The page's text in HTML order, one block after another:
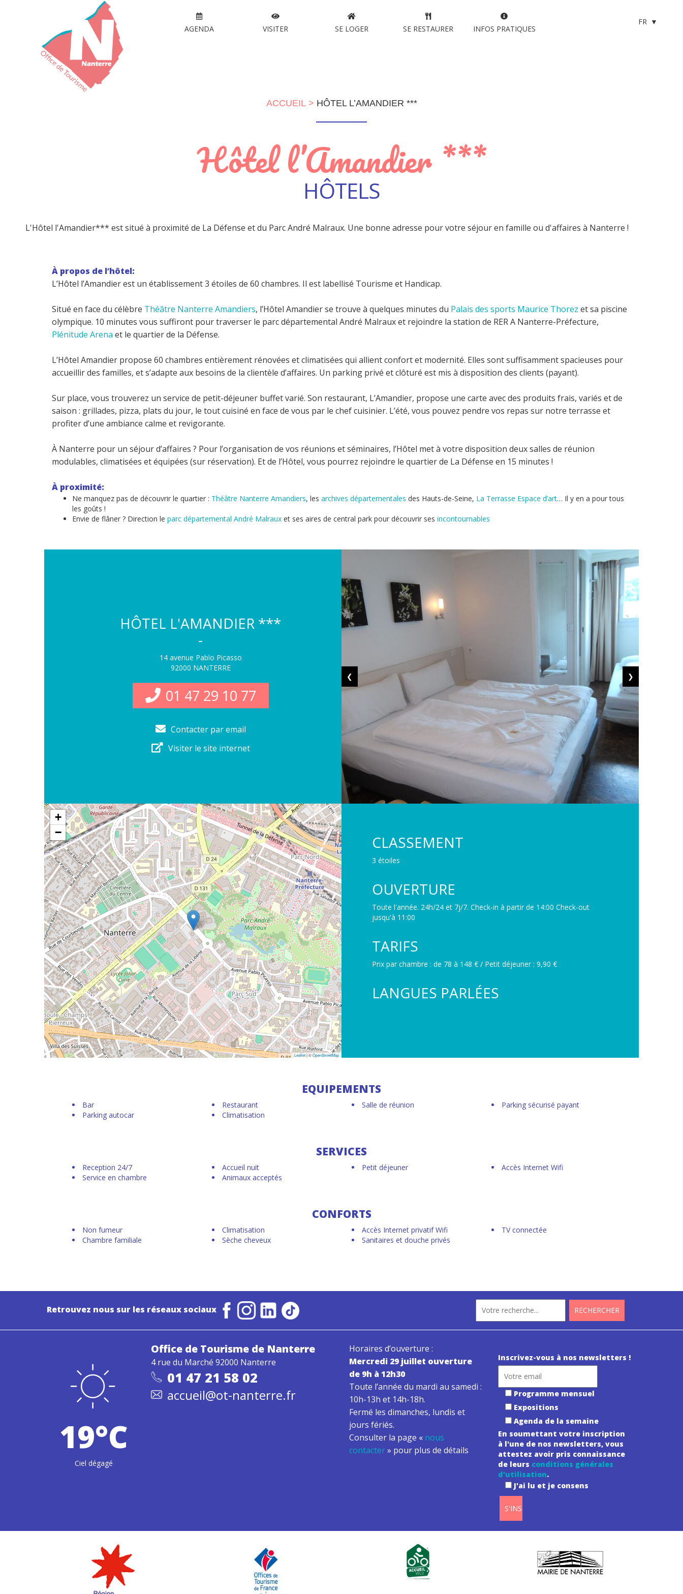
AGENDA VISITER SE LOGER SE RESTAURER INFOS PRATIQUES
FR
ACCUEIL HÔTEL L’AMANDIER ***
Hôtel l’Amandier ***
HÔTELS
L'Hôtel l'Amandier*** est situé à proximité de La Défense et du Parc André Malraux. Une bonne adresse pour votre séjour en famille ou d'affaires à Nanterre !
À propos de l’hôtel:
L’Hôtel l’Amandier est un établissement 3 étoiles de 60 chambres. Il est labellisé Tourisme et Handicap.
Situé en face du célèbre Théâtre Nanterre Amandiers, l’Hôtel Amandier se trouve à quelques minutes du Palais des sports Maurice Thorez et sa piscine
olympique. 10 minutes vous suffiront pour traverser le parc départemental André Malraux et rejoindre la station de RER A Nanterre-Préfecture,
Plénitude Arena et le quartier de la Défense.
L’Hôtel Amandier propose 60 chambres entièrement rénovées et climatisées qui allient confort et modernité. Elles sont suffisamment spacieuses pour
accueillir des familles, et s’adapte aux besoins de la clientèle d’affaires. Un parking privé et clôturé est mis à disposition des clients (payant).
Sur place, vous trouverez un service de petit-déjeuner buffet varié. Son restaurant, L’Amandier, propose une carte avec des produits frais, variés et de
saison : grillades, pizza, plats du jour, le tout cuisiné en face de vous par le chef cuisinier. L’été, vous pouvez pendre vos repas sur notre terrasse et
profiter d’une ambiance calme et revigorante.
À Nanterre pour un séjour d’affaires ? Pour l’organisation de vos réunions et séminaires, l’Hôtel met à votre disposition deux salles de réunion
modulables, climatisées et équipées (sur réservation). Et de l’Hôtel, vous pourrez rejoindre le quartier de La Défense en 15 minutes !
À proximité:
Ne manquez pas de découvrir le quartier : Théâtre Nanterre Amandiers, les archives départementales des Hauts-de-Seine, La Terrasse Espace d’art… Il y en a pour tous
les goûts !
Envie de flâner ? Direction le parc départemental André Malraux et ses aires de central park pour découvrir ses incontournables
HÔTEL L'AMANDIER ***
-
14 avenue Pablo Picasso
92000 NANTERRE
01 47 29 10 77
Contacter par email
Visiter le site internet
❮ ❯
+
−
Leaflet| ©OpenStreetMap
CLASSEMENT
3 étoiles
OUVERTURE
Toute l'année. 24h/24 et 7j/7. Check-in à partir de 14:00 Check-out
jusqu'à 11:00
TARIFS
Prix par chambre : de 78 à 148 € / Petit déjeuner : 9,90 €
LANGUES PARLÉES
EQUIPEMENTS
Bar Restaurant Salle de réunion
Parking sécurisé payant
Parking autocar
Climatisation
SERVICES
Reception 24/7 Accueil nuit Petit déjeuner
Accès Internet Wifi
Service en chambre
Animaux acceptés
CONFORTS
Non fumeur Climatisation Accès Internet privatif Wifi
TV connectée
Chambre familiale
Sèche cheveux Sanitaires et douche privés
Retrouvez nous sur les réseaux sociaux
19°C
Ciel dégagé
Office de Tourisme de Nanterre
4 rue du Marché 92000 Nanterre
01 47 21 58 02
accueil@ot-nanterre.fr
Horaires d’ouverture :
Mercredi 29 juillet ouverture
de 9h à 12h30
Toute l’année du mardi au samedi :
10h-13h et 14h-18h.
Fermé les dimanches, lundis et
jours fériés.
Consulter la page « nous
contacter» pour plus de détails
Inscrivez-vous à nos newsletters !
Programme mensuel
Expositions
Agenda de la semaine
En soumettant votre inscription
à l'une de nos newsletters, vous
attestez avoir pris connaissance
de leurs conditions générales
d'utilisation.
J'ai lu et je consens